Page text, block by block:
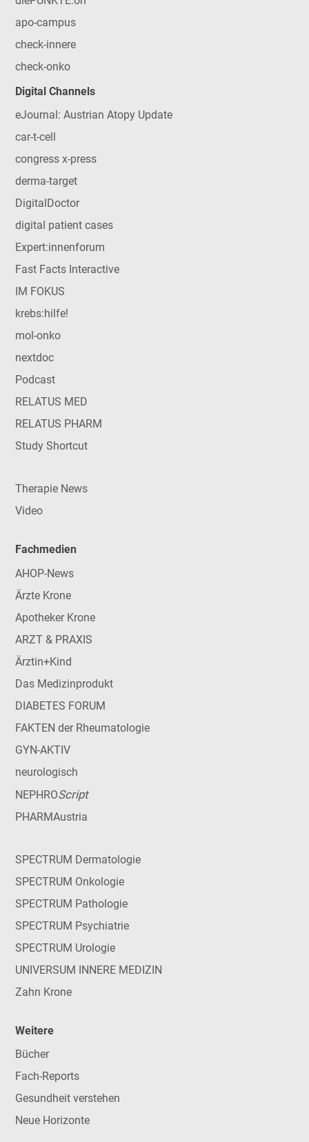
apo-campus
check-innere
check-onko
Digital Channels
eJournal: Austrian Atopy Update
car-t-cell
congress x-press
derma-target
DigitalDoctor
digital patient cases
Expert:innenforum
Fast Facts Interactive
IM FOKUS
krebs:hilfe!
mol-onko
nextdoc
Podcast
RELATUS MED
RELATUS PHARM
Study Shortcut
Therapie News
Video
Fachmedien
AHOP-News
Ärzte Krone
Apotheker Krone
ARZT & PRAXIS
Ärztin+Kind
Das Medizinprodukt
DIABETES FORUM
FAKTEN der Rheumatologie
GYN-AKTIV
neurologisch
NEPHROScript
PHARMAustria
SPECTRUM Dermatologie
SPECTRUM Onkologie
SPECTRUM Pathologie
SPECTRUM Psychiatrie
SPECTRUM Urologie
UNIVERSUM INNERE MEDIZIN
Zahn Krone
Weitere
Bücher
Fach-Reports
Gesundheit verstehen
Neue Horizonte